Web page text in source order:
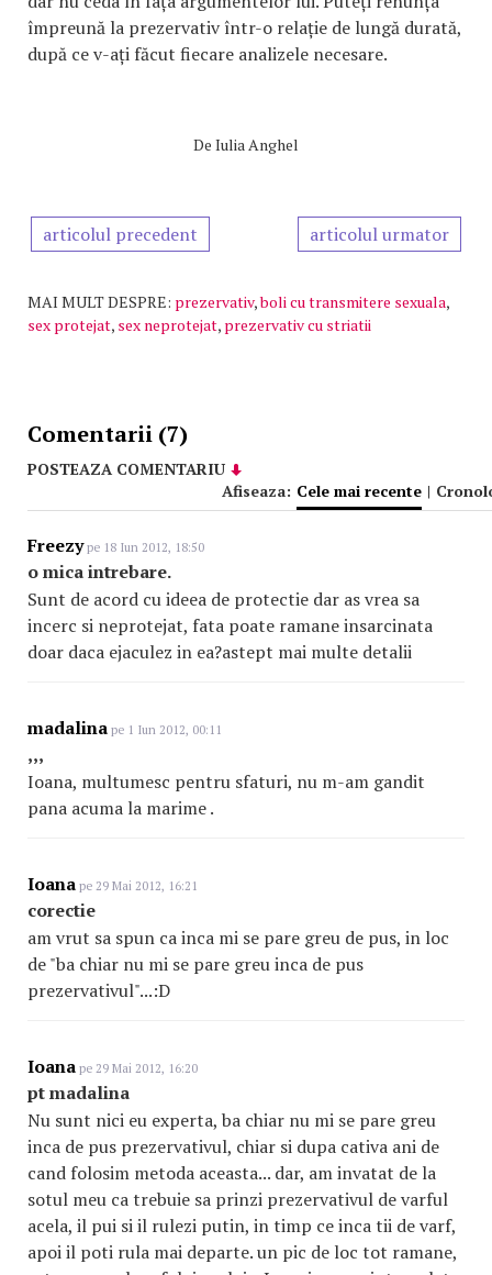
împreună la prezervativ într-o relație de lungă durată,
după ce v-ați făcut fiecare analizele necesare.
De Iulia Anghel
articolul precedent articolul urmator
MAI MULT DESPRE: prezervativ,boli cu transmitere sexuala,
sex protejat, sex neprotejat, prezervativ cu striatii
Comentarii (7)
POSTEAZA COMENTARIU
Afiseaza: Cele mai recente |
Freezype 18 Iun 2012, 18:50
o mica intrebare.
Sunt de acord cu ideea de protectie dar as vrea sa
incerc si neprotejat, fata poate ramane insarcinata
doar daca ejaculez in ea?astept mai multe detalii
madalina pe 1 Iun 2012, 00:11
,,,
Ioana, multumesc pentru sfaturi, nu m-am gandit
pana acuma la marime .
Ioana pe 29 Mai 2012, 16:21
corectie
am vrut sa spun ca inca mi se pare greu de pus, in loc
de "ba chiar nu mi se pare greu inca de pus
prezervativul"...:D
Ioana pe 29 Mai 2012, 16:20
pt madalina
Nu sunt nici eu experta, ba chiar nu mi se pare greu
inca de pus prezervativul, chiar si dupa cativa ani de
cand folosim metoda aceasta... dar, am invatat de la
sotul meu ca trebuie sa prinzi prezervativul de varful
acela, il pui si il rulezi putin, in timp ce inca tii de varf,
apoi il poti rula mai departe. un pic de loc tot ramane,